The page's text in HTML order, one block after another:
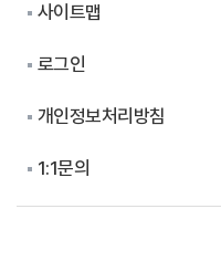
사이트맵
로그인
개인정보처리방침
1:1문의